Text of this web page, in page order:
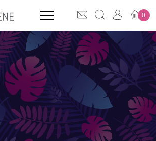
OUTDOOR
0
VOUS ?